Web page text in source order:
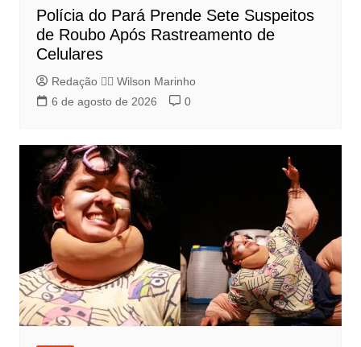
Polícia do Pará Prende Sete Suspeitos
de Roubo Após Rastreamento de
Celulares
Redação 👨‍⚖️​ Wilson Marinho
6 de agosto de 2026
0